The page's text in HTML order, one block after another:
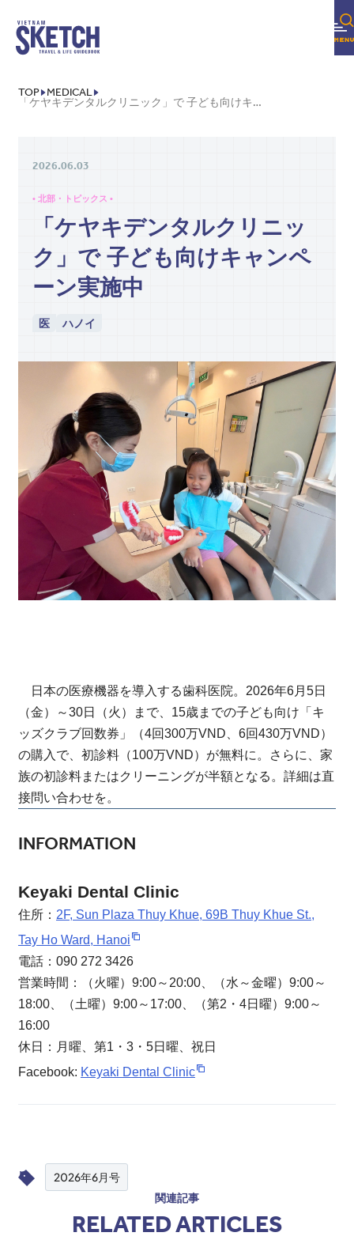
TOP MEDICAL
「ケヤキデンタルクリニック」で 子ども向けキャンペーン実施中
2026.06.03
• 北部・トピックス •
「ケヤキデンタルクリニッ
ク」で 子ども向けキャンペ
ーン実施中
医 ハノイ
日本の医療機器を導入する歯科医院。2026年6月5日
（金）～30日（火）まで、15歳までの子ども向け「キ
ッズクラブ回数券」（4回300万VND、6回430万VND）
の購入で、初診料（100万VND）が無料に。さらに、家
族の初診料またはクリーニングが半額となる。詳細は直
接問い合わせを。
INFORMATION
Keyaki Dental Clinic
住所： 2F, Sun Plaza Thuy Khue, 69B Thuy Khue St.,
Tay Ho Ward, Hanoi
電話：090 272 3426
営業時間：（火曜）9:00～20:00、（水～金曜）9:00～
18:00、（土曜）9:00～17:00、（第2・4日曜）9:00～
16:00
休日：月曜、第1・3・5日曜、祝日
Facebook: Keyaki Dental Clinic
2026年6月号
関連記事
RELATED ARTICLES